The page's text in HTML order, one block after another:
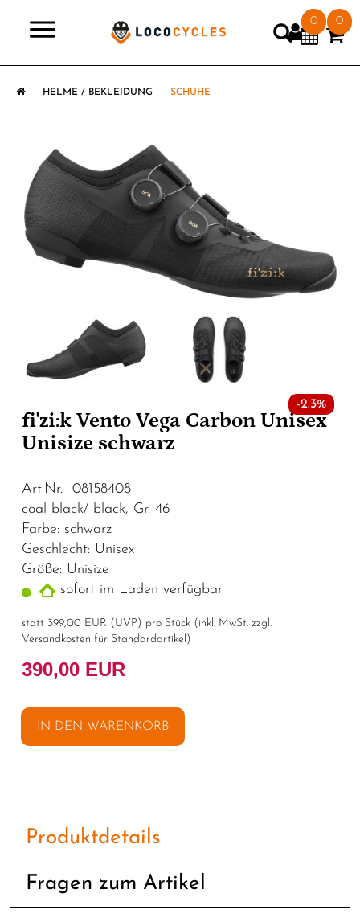
0 0
HELME / BEKLEIDUNG SCHUHE
-2.3%
fi'zi:k Vento Vega Carbon Unisex
Unisize schwarz
Art.Nr. 08158408
coal black/ black, Gr. 46
Farbe: schwarz
Geschlecht: Unisex
Größe: Unisize
sofort im Laden verfügbar
statt 399,00 EUR (UVP) pro Stück (inkl. MwSt. zzgl.
Versandkosten für Standardartikel )
390,00 EUR
IN DEN WARENKORB
Produktdetails
Fragen zum Artikel